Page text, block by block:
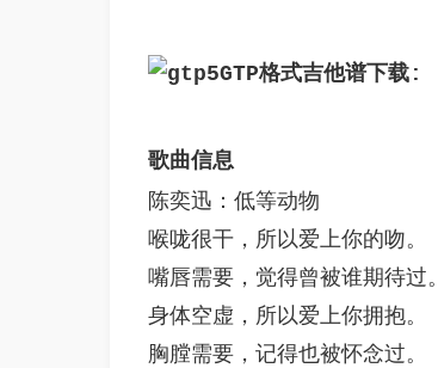
GTP格式吉他谱下载:
歌曲信息
陈奕迅：低等动物
喉咙很干，所以爱上你的吻。
嘴唇需要，觉得曾被谁期待过。
身体空虚，所以爱上你拥抱。
胸膛需要，记得也被怀念过。